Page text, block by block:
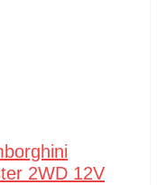
2WD 12V